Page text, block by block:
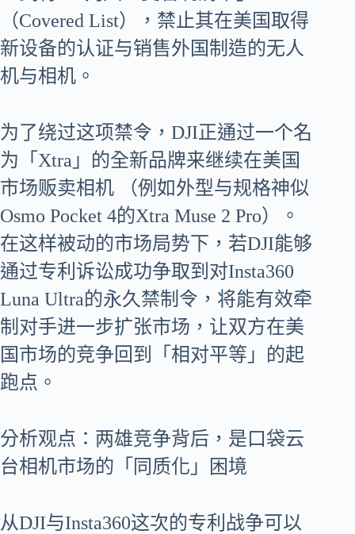
（Covered List），禁止其在美国取得
新设备的认证与销售外国制造的无人
机与相机。
为了绕过这项禁令，DJI正通过一个名
为「Xtra」的全新品牌来继续在美国
市场贩卖相机 （例如外型与规格神似
Osmo Pocket 4的Xtra Muse 2 Pro）。
在这样被动的市场局势下，若DJI能够
通过专利诉讼成功争取到对Insta360
Luna Ultra的永久禁制令，将能有效牵
制对手进一步扩张市场，让双方在美
国市场的竞争回到「相对平等」的起
跑点。
分析观点：两雄竞争背后，是口袋云
台相机市场的「同质化」困境
从DJI与Insta360这次的专利战争可以